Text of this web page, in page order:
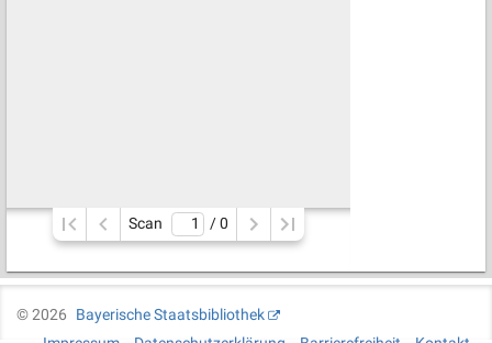
Scan / 0
©2026
Bayerische Staatsbibliothek